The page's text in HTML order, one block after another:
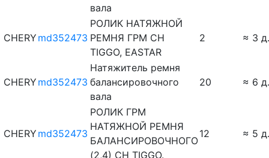
вала
CHERY md352473
РОЛИК НАТЯЖНОЙ
РЕМНЯ ГРМ CH
TIGGO, EASTAR
2 ≈ 3 д.
CHERY md352473
Натяжитель ремня
балансировочного
вала
20 ≈ 6 д.
CHERY md352473
РОЛИК ГРМ
НАТЯЖНОЙ РЕМНЯ
БАЛАНСИРОВОЧНОГО
(2,4) CH TIGGO.
12 ≈ 5 д.